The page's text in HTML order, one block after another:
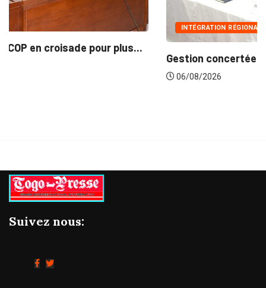
INTÉGRATION RÉGIONALE
Gestion concertée et durable du Bassin du...
Suivez nous: